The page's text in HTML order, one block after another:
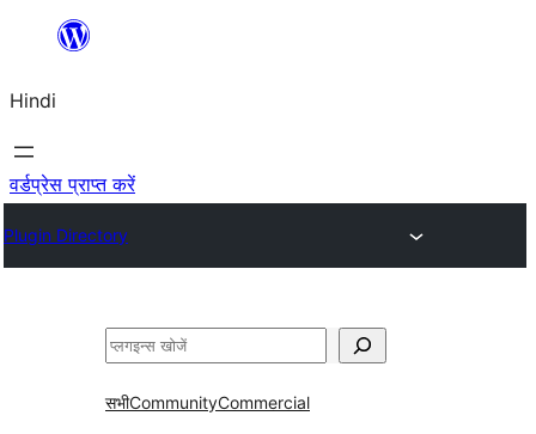
सामग्री
जाएं
Hindi
वर्डप्रेस प्राप्त करें
Plugin Directory
खोजें
सभीCommunityCommercial